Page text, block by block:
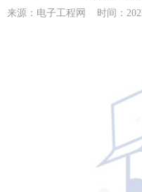
来源：电子工程网 时间：